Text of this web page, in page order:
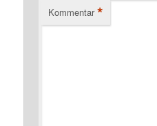
Kommentar *